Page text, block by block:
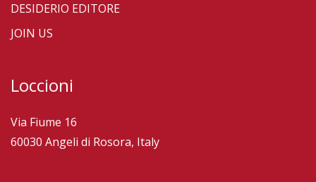
DESIDERIO EDITORE
JOIN US
Loccioni
Via Fiume 16
60030 Angeli di Rosora, Italy